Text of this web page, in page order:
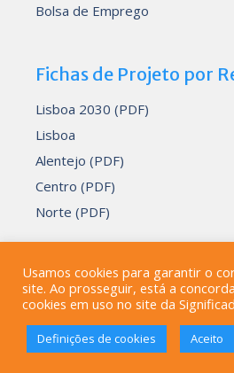
Bolsa de Emprego
Fichas de Projeto por
Lisboa 2030 (PDF)
Lisboa
Alentejo (PDF)
Centro (PDF)
Norte (PDF)
Desenvolvido por
© 2000-2026Significado -
Informática,
Usamos cookies para garantir o
site. Ao prosseguir, está a
cookies em uso no site da
Definições de cookies Aceito